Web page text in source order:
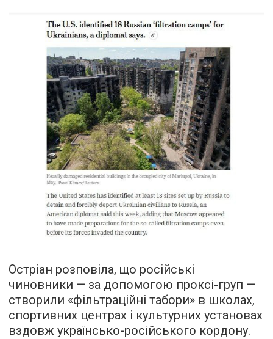
Остріан розповіла, що російські
чиновники — за допомогою проксі-груп —
створили «фільтраційні табори» в школах,
спортивних центрах і культурних установах
вздовж українсько-російського кордону.